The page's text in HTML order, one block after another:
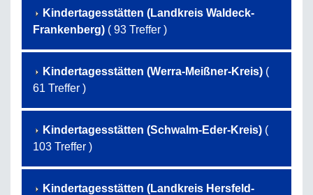
Kindertagesstätten (Landkreis Waldeck-
Frankenberg) ( 93 Treffer )
Kindertagesstätten (Werra-Meißner-Kreis) (
61 Treffer )
Kindertagesstätten (Schwalm-Eder-Kreis) (
103 Treffer )
Kindertagesstätten (Landkreis Hersfeld-